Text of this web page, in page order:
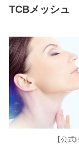
TCBメッシュ
【公式